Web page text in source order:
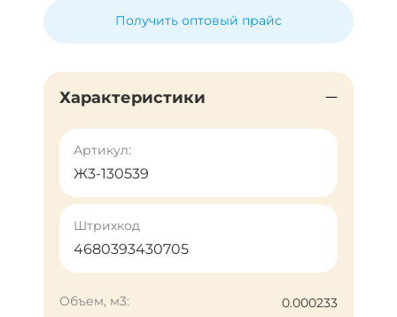
Получить оптовый прайс
Характеристики
Артикул:
Ж3-130539
Штрихкод
4680393430705
Объем, м3:
0.000233